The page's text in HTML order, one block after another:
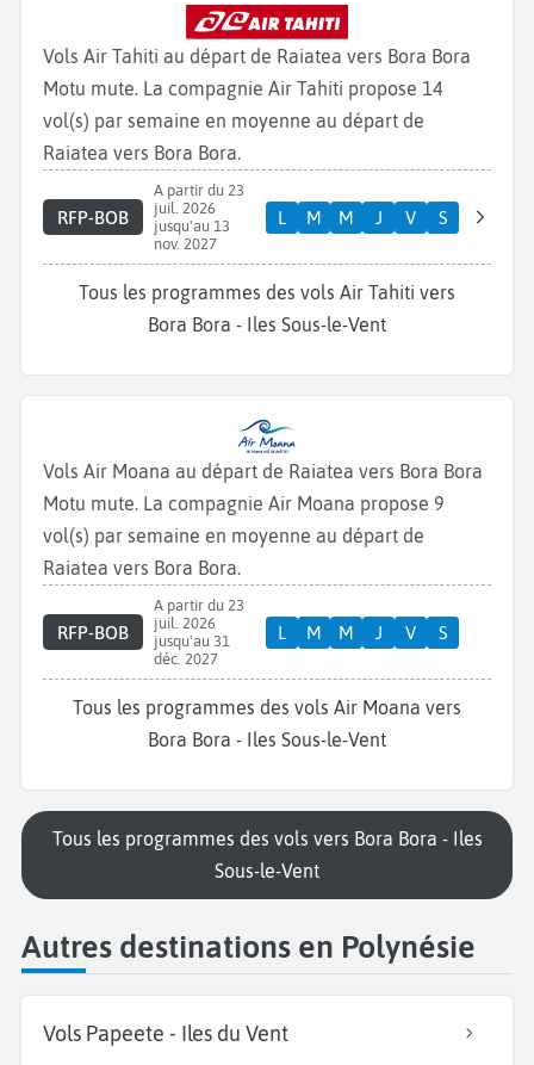
Vols Air Tahiti au départ de Raiatea vers Bora Bora
Motu mute. La compagnie Air Tahiti propose 14
vol(s) par semaine en moyenne au départ de
Raiatea vers Bora Bora.
RFP-BOB
A partir du 23
juil. 2026
jusqu'au 13
nov. 2027
L M M J V S
Tous les programmes des vols Air Tahiti vers
Bora Bora - Iles Sous-le-Vent
Vols Air Moana au départ de Raiatea vers Bora Bora
Motu mute. La compagnie Air Moana propose 9
vol(s) par semaine en moyenne au départ de
Raiatea vers Bora Bora.
RFP-BOB
A partir du 23
juil. 2026
jusqu'au 31
déc. 2027
L M M J V S
Tous les programmes des vols Air Moana vers
Bora Bora - Iles Sous-le-Vent
Tous les programmes des vols vers Bora Bora - Iles
Sous-le-Vent
Autres destinations en Polynésie
Vols Papeete - Iles du Vent